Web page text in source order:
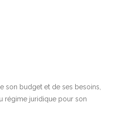
son budget et de ses besoins,
régime juridique pour son